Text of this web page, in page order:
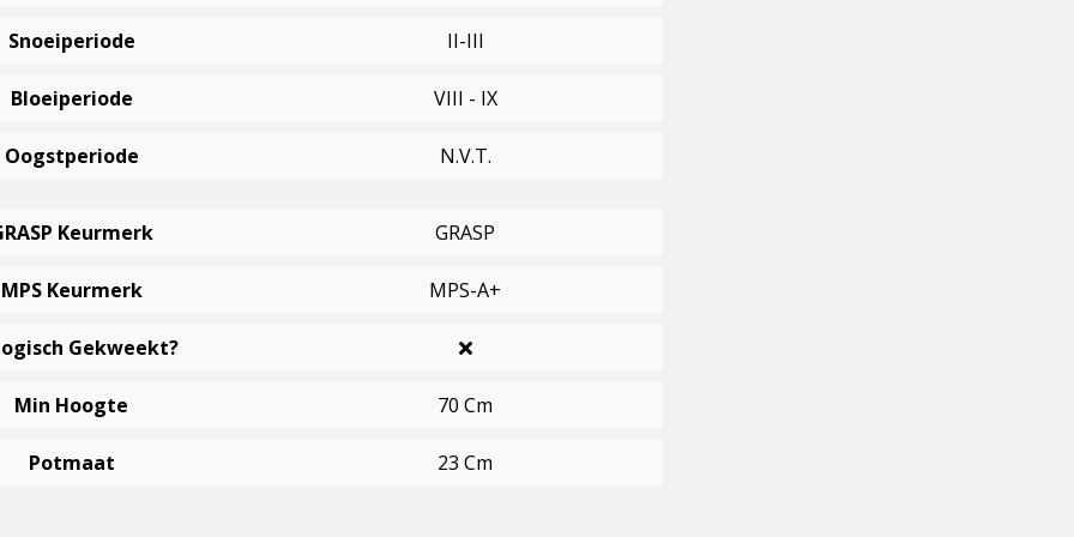
Snoeiperiode II-III
Bloeiperiode VIII - IX
Oogstperiode N.v.t.
Keurmerk GRASP
MPS Keurmerk MPS-A+
Gekweekt?
Min Hoogte 70 Cm
Potmaat 23 Cm